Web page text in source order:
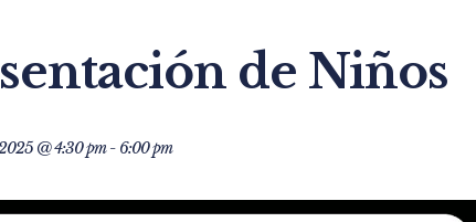
de Niños
@ 4:30 pm- 6:00 pm